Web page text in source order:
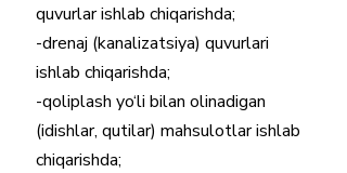
quvurlar ishlab chiqarishda;
-drenaj (kanalizatsiya) quvurlari
ishlab chiqarishda;
-qoliplash yo‘li bilan olinadigan
(idishlar, qutilar) mahsulotlar ishlab
chiqarishda;